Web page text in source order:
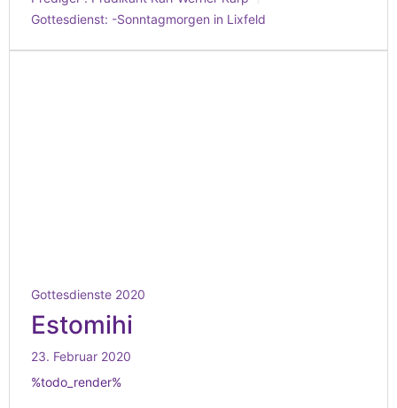
Gottesdienst: -Sonntagmorgen in Lixfeld
Gottesdienste 2020
Estomihi
23. Februar 2020
%todo_render%